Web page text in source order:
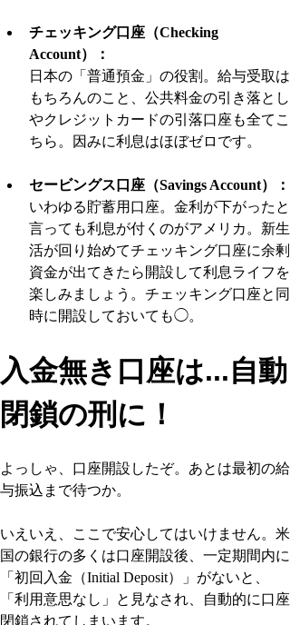
チェッキング口座（Checking
Account）：
日本の「普通預金」の役割。給与受取は
もちろんのこと、公共料金の引き落とし
やクレジットカードの引落口座も全てこ
ちら。因みに利息はほぼゼロです。
セービングス口座（Savings Account）：
いわゆる貯蓄用口座。金利が下がったと
言っても利息が付くのがアメリカ。新生
活が回り始めてチェッキング口座に余剰
資金が出てきたら開設して利息ライフを
楽しみましょう。チェッキング口座と同
時に開設しておいても◯。
入金無き口座は...自動
閉鎖の刑に！
よっしゃ、口座開設したぞ。あとは最初の給
与振込まで待つか。
いえいえ、ここで安心してはいけません。米
国の銀行の多くは口座開設後、一定期間内に
「初回入金（Initial Deposit）」がないと、
「利用意思なし」と見なされ、自動的に口座
閉鎖されてしまいます。